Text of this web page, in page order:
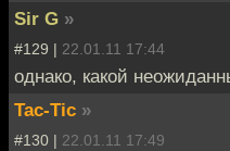
Sir G »
#129 | 22.01.11 17:44
однако, какой
Tac-Tic »
#130 | 22.01.11 17:49